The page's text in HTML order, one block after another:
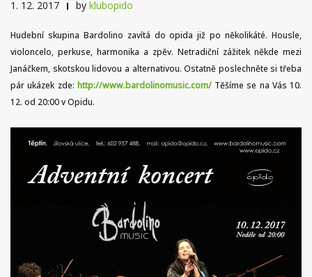
1. 12. 2017 by klubopido
Hudební skupina Bardolino zavítá do opida již po několikáté. Housle,
violoncelo, perkuse, harmonika a zpěv. Netradiční zážitek někde mezi
Janáčkem, skotskou lidovou a alternativou. Ostatně poslechněte si třeba
pár ukázek zde: http://www.bardolinomusic.com/Těšíme se na Vás 10.
12. od 20:00 v Opidu.